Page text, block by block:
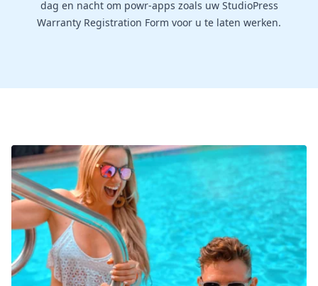
dag en nacht om powr-apps zoals uw StudioPress
Warranty Registration Form voor u te laten werken.